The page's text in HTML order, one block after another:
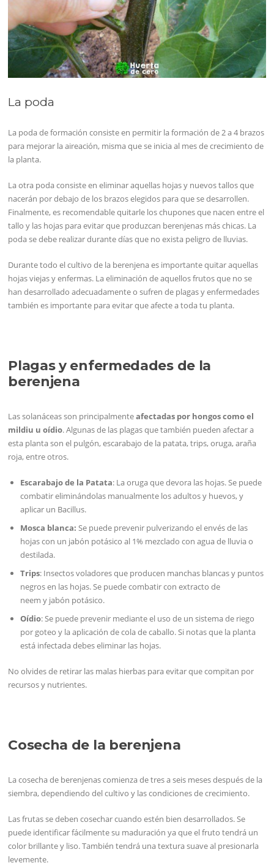
La poda
La poda de formación consiste en permitir la formación de 2 a 4 brazos
para mejorar la aireación, misma que se inicia al mes de crecimiento de
la planta.
La otra poda consiste en eliminar aquellas hojas y nuevos tallos que
nacerán por debajo de los brazos elegidos para que se desarrollen.
Finalmente, es recomendable quitarle los chupones que nacen entre el
tallo y las hojas para evitar que produzcan berenjenas más chicas. La
poda se debe realizar durante días que no exista peligro de lluvias.
Durante todo el cultivo de la berenjena es importante quitar aquellas
hojas viejas y enfermas. La eliminación de aquellos frutos que no se
han desarrollado adecuadamente o sufren de plagas y enfermedades
también es importante para evitar que afecte a toda tu planta.
Plagas y enfermedades de la
berenjena
Las solanáceas son principalmenteafectadas por hongos como el
mildiu u oídio. Algunas de las plagas que también pueden afectar a
esta planta son el pulgón, escarabajo de la patata, trips, oruga, araña
roja, entre otros.
Escarabajo de la Patata: La oruga que devora las hojas. Se puede
combatir eliminándolas manualmente los adultos y huevos, y
aplicar un Bacillus.
Mosca blanca:Se puede prevenir pulverizando el envés de las
hojas con un jabón potásico al 1% mezclado con agua de lluvia o
destilada.
Trips: Insectos voladores que producen manchas blancas y puntos
negros en las hojas. Se puede combatir con extracto de
neem y jabón potásico.
Oídio: Se puede prevenir mediante el uso de un sistema de riego
por goteo y la aplicación de cola de caballo. Si notas que la planta
está infectada debes eliminar las hojas.
No olvides de retirar las malas hierbas para evitar que compitan por
recursos y nutrientes.
Cosecha de la berenjena
La cosecha de berenjenas comienza de tres a seis meses después de la
siembra, dependiendo del cultivo y las condiciones de crecimiento.
Las frutas se deben cosechar cuando estén bien desarrollados. Se
puede identificar fácilmente su maduración ya que el fruto tendrá un
color brillante y liso. También tendrá una textura suave al presionarla
levemente.